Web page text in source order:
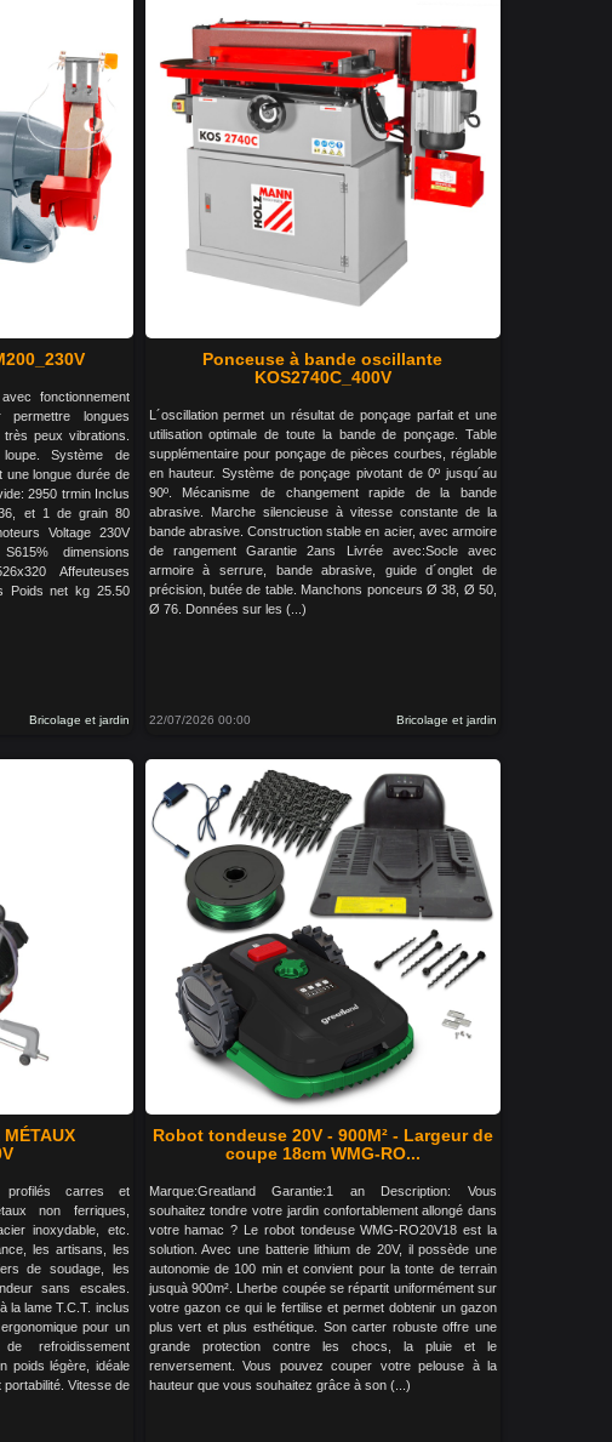
fonctionnement
permettre longues
peux vibrations.
Système de
une longue durée de
2950 trmin Inclus
et 1 de grain 80
Voltage 230V
dimensions
Affeuteuses
Poids net kg 25.50
Bricolage et jardin
Ponceuse à bande oscillante
KOS2740C_400V
L´oscillation permet un résultat de ponçage parfait et une
utilisation optimale de toute la bande de ponçage. Table
supplémentaire pour ponçage de pièces courbes, réglable
en hauteur. Système de ponçage pivotant de 0º jusqu´au
90º. Mécanisme de changement rapide de la bande
abrasive. Marche silencieuse à vitesse constante de la
bande abrasive. Construction stable en acier, avec armoire
de rangement Garantie 2ans Livrée avec:Socle avec
armoire à serrure, bande abrasive, guide d´onglet de
précision, butée de table. Manchons ponceurs Ø 38, Ø 50,
Ø 76. Données sur les (...)
22/07/2026 00:00 Bricolage et jardin
carres et
non ferriques,
inoxydable, etc.
les artisans, les
de soudage, les
sans escales.
la lame T.C.T. inclus
pour un
refroidissement
poids légère, idéale
Vitesse de
Robot tondeuse 20V - 900M² - Largeur de
coupe 18cm WMG-RO...
Marque:Greatland Garantie:1 an Description: Vous
souhaitez tondre votre jardin confortablement allongé dans
votre hamac ? Le robot tondeuse WMG-RO20V18 est la
solution. Avec une batterie lithium de 20V, il possède une
autonomie de 100 min et convient pour la tonte de terrain
jusquà 900m². Lherbe coupée se répartit uniformément sur
votre gazon ce qui le fertilise et permet dobtenir un gazon
plus vert et plus esthétique. Son carter robuste offre une
grande protection contre les chocs, la pluie et le
renversement. Vous pouvez couper votre pelouse à la
hauteur que vous souhaitez grâce à son (...)